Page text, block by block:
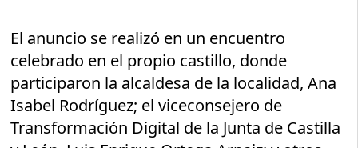
El anuncio se realizó en un encuentro
celebrado en el propio castillo, donde
participaron la alcaldesa de la localidad, Ana
Isabel Rodríguez; el viceconsejero de
Transformación Digital de la Junta de Castilla